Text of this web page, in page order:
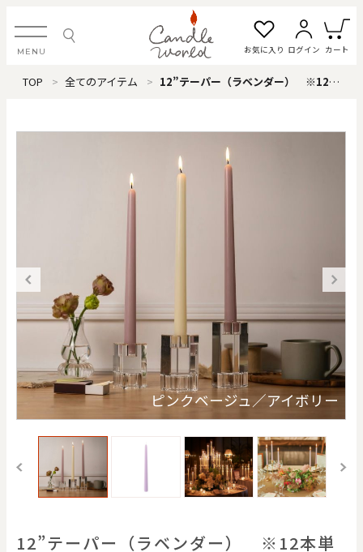
MENU お気に入り ログイン カート
ログイン・新規会員登録
お気に入り一覧
すべてのアイテム
カテゴリから探す
#タグから探す
価格で探す
20000
～ 円
クリア OK
色で探す
TOP 全てのアイテム 12”テーパー（ラベンダー） ※12本単位
ピンクベージュ／アイボリー
12”テーパー（ラベンダー） ※12本単